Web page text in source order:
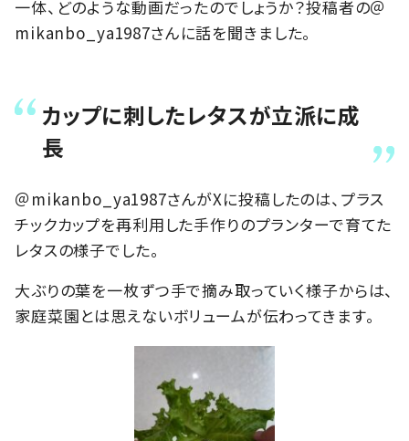
一体、どのような動画だったのでしょうか？投稿者の＠
mikanbo_ya1987さんに話を聞きました。
カップに刺したレタスが立派に成
長
＠mikanbo_ya1987さんがXに投稿したのは、プラス
チックカップを再利用した手作りのプランターで育てた
レタスの様子でした。
大ぶりの葉を一枚ずつ手で摘み取っていく様子からは、
家庭菜園とは思えないボリュームが伝わってきます。